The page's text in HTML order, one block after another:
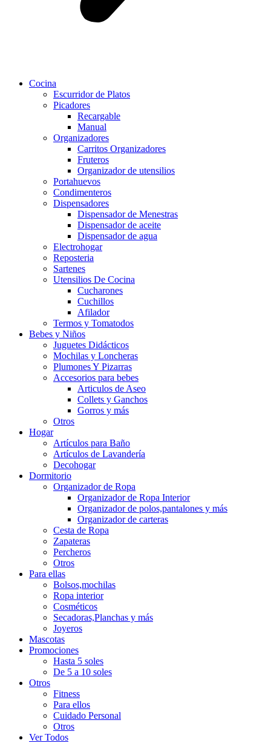
Cocina
Escurridor de Platos
Picadores
Recargable
Manual
Organizadores
Carritos Organizadores
Fruteros
Organizador de utensilios
Portahuevos
Condimenteros
Dispensadores
Dispensador de Menestras
Dispensador de aceite
Dispensador de agua
Electrohogar
Reposteria
Sartenes
Utensilios De Cocina
Cucharones
Cuchillos
Afilador
Termos y Tomatodos
Bebes y Niños
Juguetes Didácticos
Mochilas y Loncheras
Plumones Y Pizarras
Accesorios para bebes
Articulos de Aseo
Collets y Ganchos
Gorros y más
Otros
Hogar
Artículos para Baño
Artículos de Lavandería
Decohogar
Dormitorio
Organizador de Ropa
Organizador de Ropa Interior
Organizador de polos,pantalones y más
Organizador de carteras
Cesta de Ropa
Zapateras
Percheros
Otros
Para ellas
Bolsos,mochilas
Ropa interior
Cosméticos
Secadoras,Planchas y más
Joyeros
Mascotas
Promociones
Hasta 5 soles
De 5 a 10 soles
Otros
Fitness
Para ellos
Cuidado Personal
Otros
Ver Todos